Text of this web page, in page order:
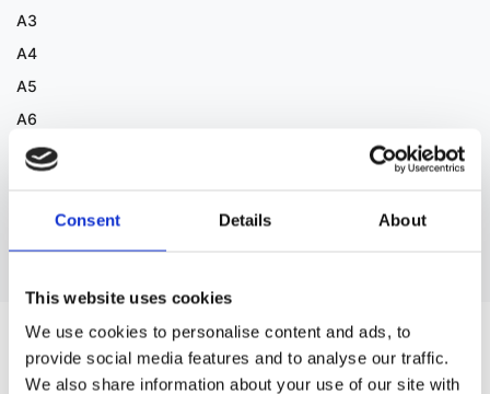
Consent Details About
This website uses cookies
We use cookies to personalise content and ads, to
provide social media features and to analyse our traffic.
We also share information about your use of our site with
A3
A4
A5
A6
A7
ЗАПЧАСТИНИ ДО BMW 6